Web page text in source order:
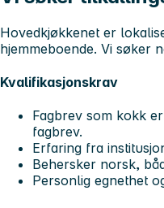
Hovedkjøkkenet er
hjemmeboende. Vi søker
Kvalifikasjonskrav
Fagbrev som kokk
fagbrev.
Erfaring fra
Behersker norsk,
Personlig egnethet